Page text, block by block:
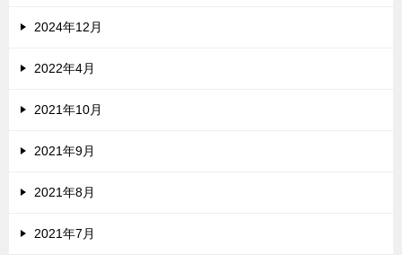
2024年12月
2022年4月
2021年10月
2021年9月
2021年8月
2021年7月